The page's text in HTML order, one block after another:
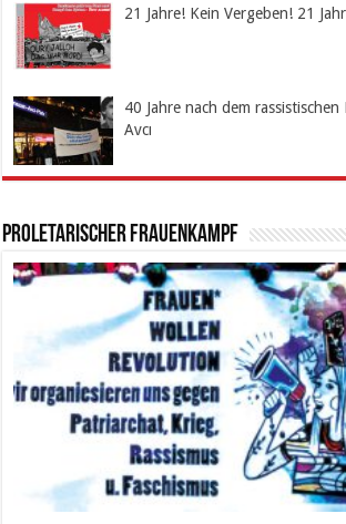
21 Jahre! Kein Vergeben! 21
40 Jahre nach dem
Avcı
Proletarischer Frauenkampf